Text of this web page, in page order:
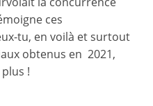
ces
tu, en voilà et surtout
obtenus en 2021,
!